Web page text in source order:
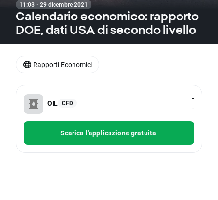
11:03 · 29 dicembre 2021
Calendario economico: rapporto
DOE, dati USA di secondo livello
OIL CFD
-
-
Scarica l'applicazione gratuita
Rapporti Economici